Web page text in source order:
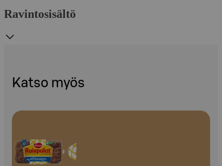
Ravintosisältö
Katso myös